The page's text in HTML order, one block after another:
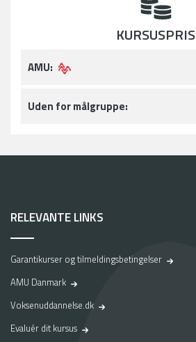
KURSUSPRIS
AMU:
Uden for målgruppe:
RELEVANTE LINKS
Garantikurser og tilmeldingsbetingelser
AMU Danmark
Voksenuddannelse.dk
Evaluér dit kursus